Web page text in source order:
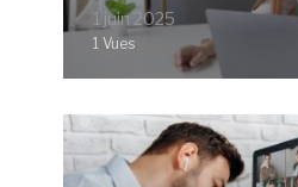
1 juin 2025
1 Vues